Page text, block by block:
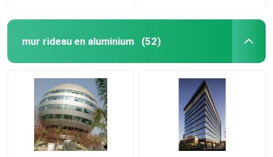
mur rideau en aluminium (52)